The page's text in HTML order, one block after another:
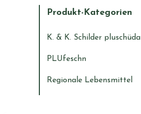
Produkt-Kategorien
K. & K. Schilder pluschüda
PLUfeschn
Regionale Lebensmittel